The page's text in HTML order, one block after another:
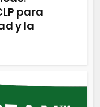
para
y la